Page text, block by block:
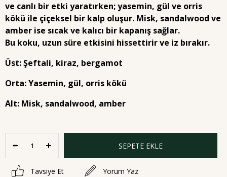
ve canlı bir etki yaratırken; yasemin, gül ve orris
kökü ile çiçeksel bir kalp oluşur. Misk, sandalwood ve
amber ise sıcak ve kalıcı bir kapanış sağlar.
Bu koku, uzun süre etkisini hissettirir ve iz bırakır.
Üst: Şeftali, kiraz, bergamot
Orta: Yasemin, gül, orris kökü
Alt: Misk, sandalwood, amber
Tavsiye Et Yorum Yaz